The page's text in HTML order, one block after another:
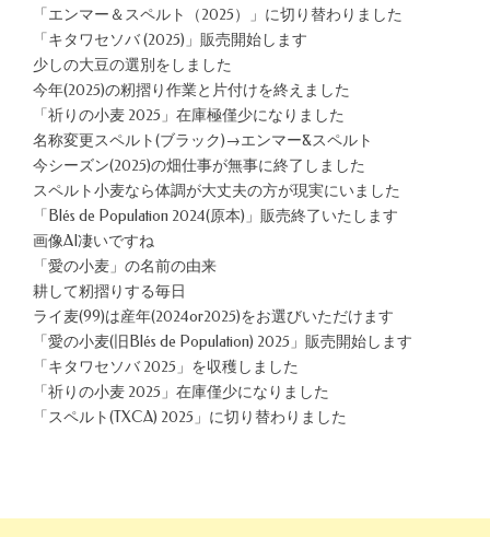
「エンマー＆スペルト（2025）」に切り替わりました
「キタワセソバ (2025)」販売開始します
少しの大豆の選別をしました
今年(2025)の籾摺り作業と片付けを終えました
「祈りの小麦 2025」在庫極僅少になりました
名称変更スペルト(ブラック)→エンマー&スペルト
今シーズン(2025)の畑仕事が無事に終了しました
スペルト小麦なら体調が大丈夫の方が現実にいました
「Blés de Population 2024(原本)」販売終了いたします
画像AI凄いですね
「愛の小麦」の名前の由来
耕して籾摺りする毎日
ライ麦(99)は産年(2024or2025)をお選びいただけます
「愛の小麦(旧Blés de Population) 2025」販売開始します
「キタワセソバ 2025」を収穫しました
「祈りの小麦 2025」在庫僅少になりました
「スペルト(TXCA) 2025」に切り替わりました